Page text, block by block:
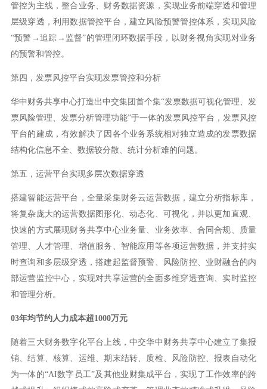
管控为主线，整合业务、财务数据资源，实现业务前端穿透和管理
层级穿透，利用数据管控平台，建立风险预警管控体系，实现风险
“预警→追踪→监督”的管理闭环数据手段，以财务视角实现对业务
的预警和管控。
第四，发票风控平台实现发票管控和分析
华中财务共享中心打造出中交集团首个集“发票数据可视化管理、发
票风险管理、发票分析管理功能”于一体的发票风控平台，发票风控
平台的建成，有效解决了因各个业务系统相对独立造成的发票数据
结构化信息不全、数据较分散、统计分析难的问题。
第五，运营平台实现多层次数据穿透
搭建智能运营平台，全量采集财务云运营数据，建立分析指标库，
将复杂庞大的运营数据图形化、动态化、可视化，并以更加直观、
快速的方式展现财务共享中心业务量、业务效率、合同合规、质量
管理、人才管理、增值服务、智能应用等各项运营数据，并支持实
时查询和多层级穿透，搭建起监督预警、风险防控、业财融合的内
部运营监控中心，实现对共享运营的全面多维穿透查询、实时监控
和管理分析。
03年均节约人力成本超1000万元
随着三大财务数字化平台上线，中交华中财务共享中心建立了集报
销、结算、核算、运维、期末结转、质检、风险防控、报表自动化
为一体的“AI数字员工”及其他业财集成平台，实现了工作效率的跨